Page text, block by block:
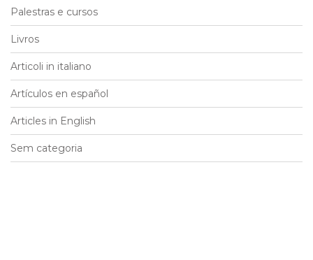
Palestras e cursos
Livros
Articoli in italiano
Artículos en español
Articles in English
Sem categoria